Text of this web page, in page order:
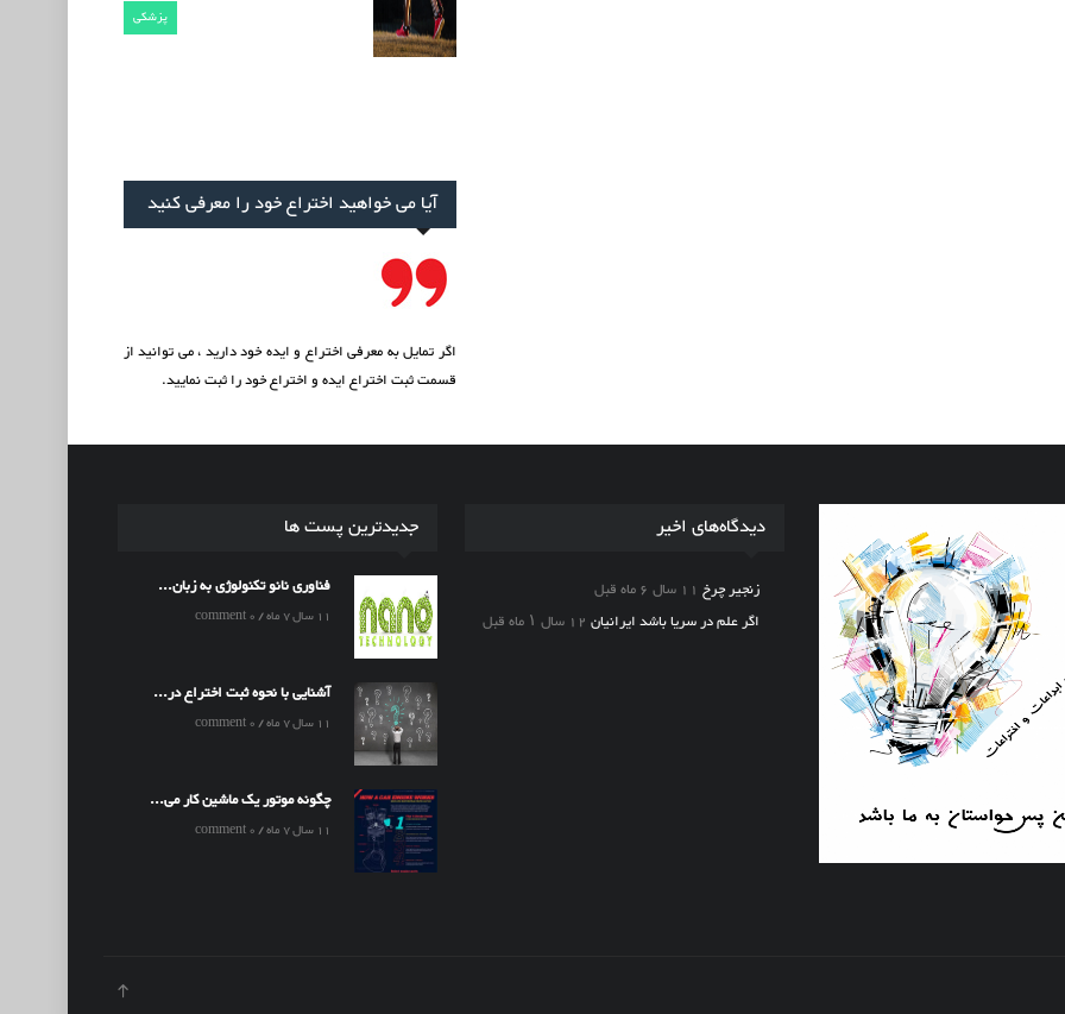
پزشکی
آیا می خواهید اختراع خود را معرفی کنید
اگر تمایل به معرفی اختراع و ایده خود دارید ، می توانید از
قسمتثبت اختراع ایدهو اختراع خود را ثبت نمایید.
جدیدترین پست ها
فناوری نانو تکنولوژی به زبان...
11 سال 7 ماه / 0 comment
آشنایی با نحوه ثبت اختراع در...
11 سال 7 ماه / 0 comment
چگونه موتور یک ماشین کار می...
11 سال 7 ماه / 0 comment
دیدگاه‌های اخیر
زنجیر چرخ 11 سال 6 ماه قبل
اگر علم در سریا باشد ایرانیان 12 سال ۱ ماه قبل